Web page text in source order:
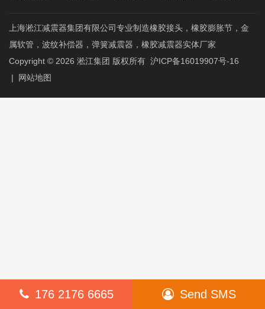
上海淞江减震器集团有限公司专业制造橡胶接头，橡胶膨胀节，金
属软管，波纹补偿器，弹簧减震器，橡胶减震器实体厂家
Copyright © 2026 淞江集团 版权所有 沪ICP备16019907号-16
|
网站地图
176 2176 6665 Send SMS